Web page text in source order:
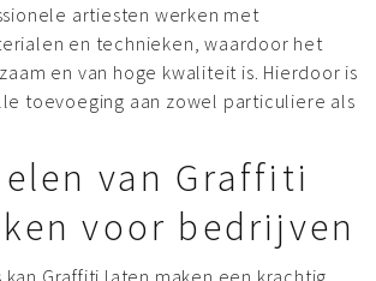
artiesten werken met
en technieken, waardoor het
en van hoge kwaliteit is. Hierdoor is
toevoeging aan zowel particuliere als
van Graffiti
voor bedrijven
Graffiti laten maken een krachtig